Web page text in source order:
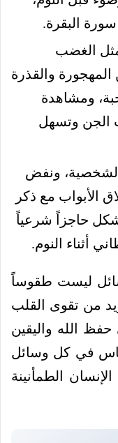
البقرة.
الغضب
المهجورة والقذرة
ومشاهدة
الجن وتسهل
الشخصية، ونفض
الأبواب مع ذكر
حاجزاً شرعياً
أثناء النوم.
ليست طقوساً
من تقوى القلب
حفظ الله واليقين
في كل وسائل
الطمأنينة